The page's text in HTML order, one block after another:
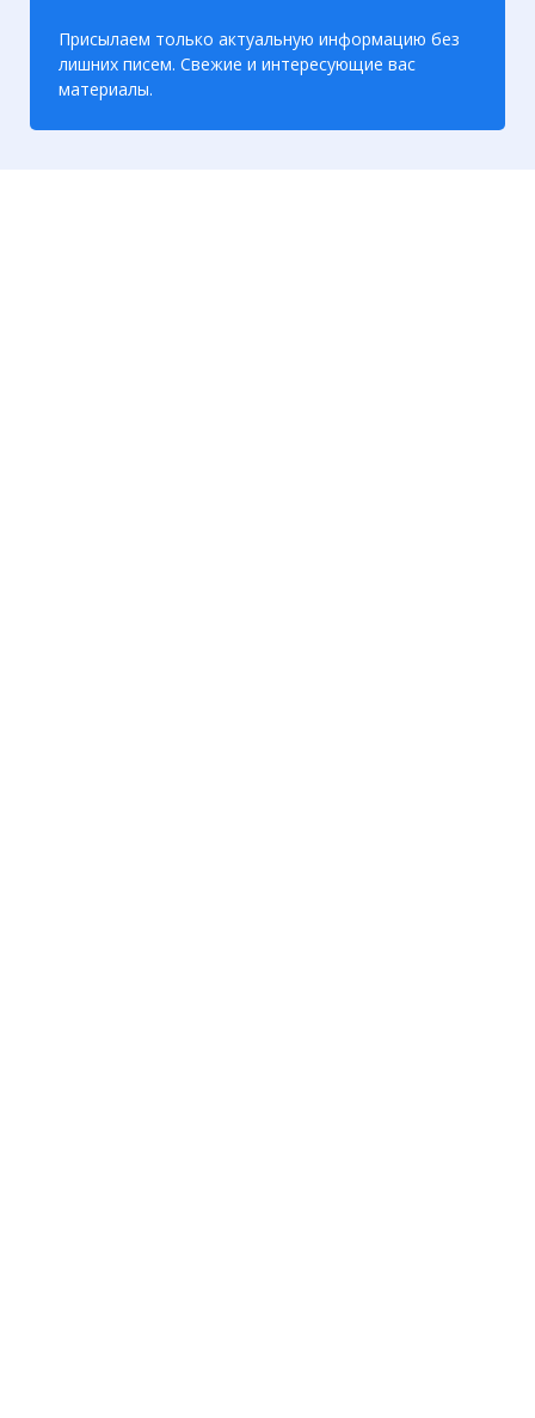
Присылаем только актуальную информацию без
лишних писем. Свежие и интересующие вас
материалы.